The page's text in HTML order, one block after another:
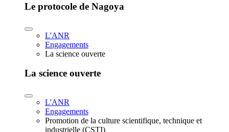
Le protocole de Nagoya
L'ANR
Engagements
La science ouverte
La science ouverte
L'ANR
Engagements
Promotion de la culture scientifique, technique et
industrielle (CSTI)